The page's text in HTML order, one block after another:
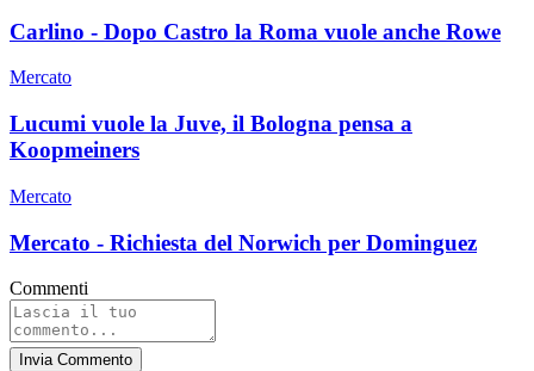
Carlino - Dopo Castro la Roma vuole anche Rowe
Mercato
Lucumi vuole la Juve, il Bologna pensa a
Koopmeiners
Mercato
Mercato - Richiesta del Norwich per Dominguez
Commenti
Invia Commento